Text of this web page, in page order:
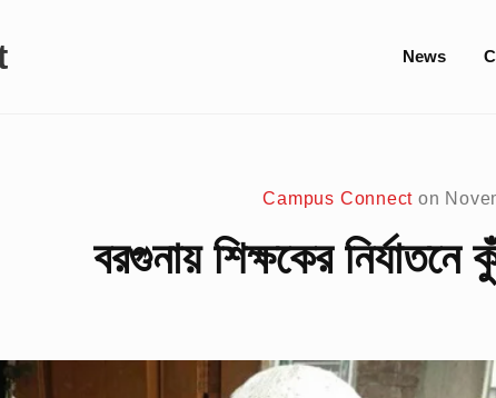
Site
News
Campus Connect on
বরগুনায় শিক্ষকের নির্যাতনে